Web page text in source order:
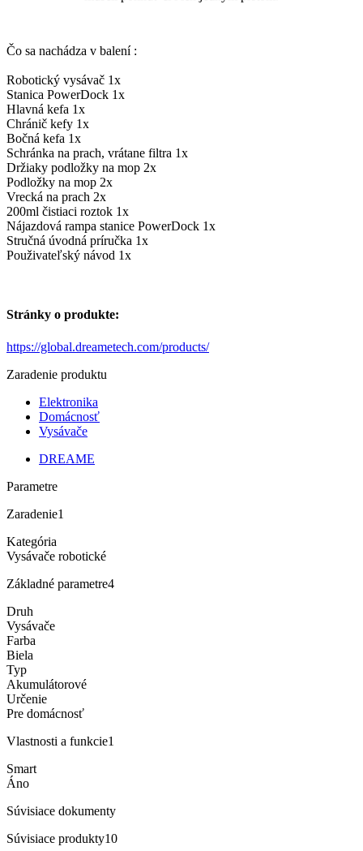
Čo sa nachádza v balení :
Robotický vysávač 1x
Stanica PowerDock 1x
Hlavná kefa 1x
Chránič kefy 1x
Bočná kefa 1x
Schránka na prach, vrátane filtra 1x
Držiaky podložky na mop 2x
Podložky na mop 2x
Vrecká na prach 2x
200ml čistiaci roztok 1x
Nájazdová rampa stanice PowerDock 1x
Stručná úvodná príručka 1x
Použivateľský návod 1x
Stránky o produkte:
https://global.dreametech.com/products/
Zaradenie produktu
Elektronika
Domácnosť
Vysávače
DREAME
Parametre
Zaradenie1
Kategória
Vysávače robotické
Základné parametre4
Druh
Vysávače
Farba
Biela
Typ
Akumulátorové
Určenie
Pre domácnosť
Vlastnosti a funkcie1
Smart
Áno
Súvisiace dokumenty
Súvisiace produkty10